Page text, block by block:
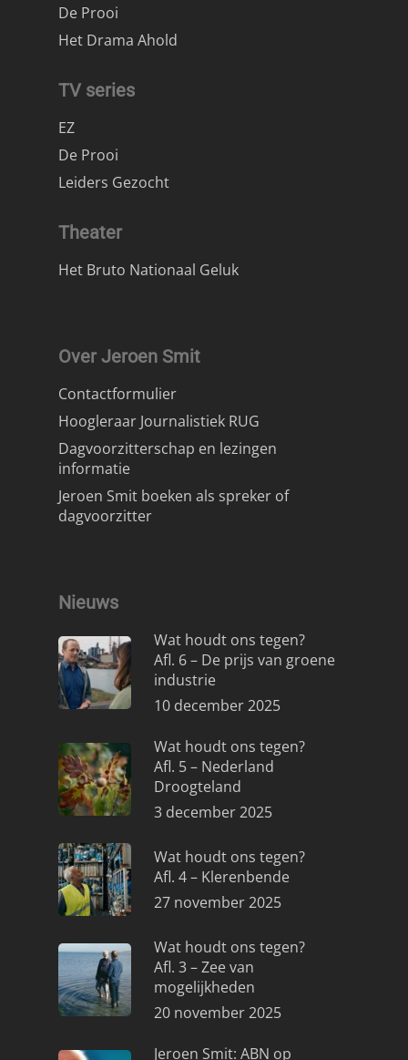
De Prooi
Het Drama Ahold
TV series
EZ
De Prooi
Leiders Gezocht
Theater
Het Bruto Nationaal Geluk
Over Jeroen Smit
Contactformulier
Hoogleraar Journalistiek RUG
Dagvoorzitterschap en lezingen
informatie
Jeroen Smit boeken als spreker of
dagvoorzitter
Nieuws
Wat houdt ons tegen?
Afl. 6 – De prijs van groene
industrie
10 december 2025
Wat houdt ons tegen?
Afl. 5 – Nederland
Droogteland
3 december 2025
Wat houdt ons tegen?
Afl. 4 – Klerenbende
27 november 2025
Wat houdt ons tegen?
Afl. 3 – Zee van
mogelijkheden
20 november 2025
Jeroen Smit: ABN op